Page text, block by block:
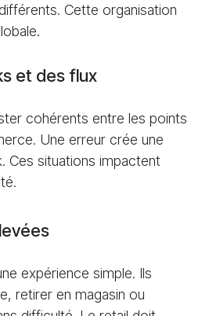
Cette organisation
et des flux
cohérents entre les points
Une erreur crée une
Ces situations impactent
expérience simple. Ils
retirer en magasin ou